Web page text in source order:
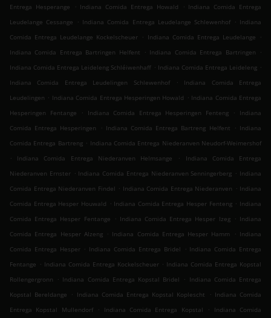
Entrega Hesperange
. Indiana Comida Entrega Howald . Indiana Comida Entrega
Leudelange Cessange
. Indiana Comida Entrega Leudelange Schlewenhof . Indiana
Comida Entrega Leudelange Kockelscheuer . Indiana Comida Entrega Leudelange
.
Indiana Comida Entrega Bartringen Helfent
. Indiana Comida Entrega Bartringen
.
Indiana Comida Entrega Leideleng Schléiwenhaff . Indiana Comida Entrega Leideleng .
Indiana Comida Entrega Leudelingen Schlewenhof
.
Indiana Comida Entrega
Leudelingen . Indiana Comida Entrega Hesperingen Howald . Indiana Comida Entrega
Hesperingen Fentange
. Indiana Comida Entrega Hesperingen Fenteng .
Indiana
Comida Entrega Hesperingen
. Indiana Comida Entrega Bartreng Helfent . Indiana
Comida Entrega Bartreng . Indiana Comida Entrega Niederanven Neudorf-Weimershof
.
Indiana Comida Entrega Niederanven Helmsange .
Indiana Comida Entrega
Niederanven Ernster . Indiana Comida Entrega Niederanven Senningerberg . Indiana
Comida Entrega Niederanven Findel . Indiana Comida Entrega Niederanven . Indiana
Comida Entrega Hesper Houwald . Indiana Comida Entrega Hesper Fenteng . Indiana
Comida Entrega Hesper Fentange
. Indiana Comida Entrega Hesper Izeg . Indiana
Comida Entrega Hesper Alzeng . Indiana Comida Entrega Hesper Hamm . Indiana
Comida Entrega Hesper . Indiana Comida Entrega Bridel . Indiana Comida Entrega
Fentange . Indiana Comida Entrega Kockelscheuer . Indiana Comida Entrega Kopstal
Rollengergronn
. Indiana Comida Entrega Kopstal Bridel . Indiana Comida Entrega
Kopstal Bereldange
. Indiana Comida Entrega Kopstal Koplescht . Indiana Comida
Entrega Kopstal Mullendorf
. Indiana Comida Entrega Kopstal .
Indiana Comida